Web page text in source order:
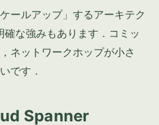
ールアップ」するアーキテク
な強みもあります．コミッ
ネットワークホップが小さ
です．
Spanner